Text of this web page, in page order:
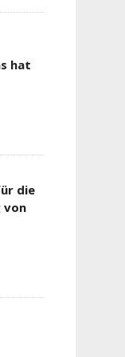
hat
die
von